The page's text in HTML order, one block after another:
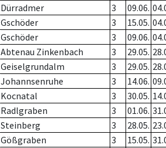
Dürradmer 3 09.06.
Gschöder 3 15.05.
Gschöder 3 09.06.
Abtenau Zinkenbach 3 29.05.
Geiselgrundalm 3 29.05.
Johannsenruhe 3 14.06.
Kocnatal 3 30.05.
Radlgraben 3 01.06.
Steinberg 3 28.05.
Gößgraben 3 15.05.